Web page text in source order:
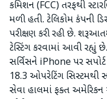
કમિશન (FCC) તરફથી
મળી હતી. ટેલિકોમ કંપની
પરીક્ષણ કરી રહી છે.
ટેસ્ટિંગ કરવામાં આવી રહ્યું
સર્વિસને iPhone પર
18.3 ઓપરેટિંગ
સેવા હાલમાં ફક્ત